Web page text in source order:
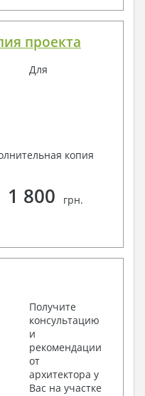
проекта
Для
копия
1 800 грн.
Получите
консультацию
и
рекомендации
от
архитектора у
Вас на участке